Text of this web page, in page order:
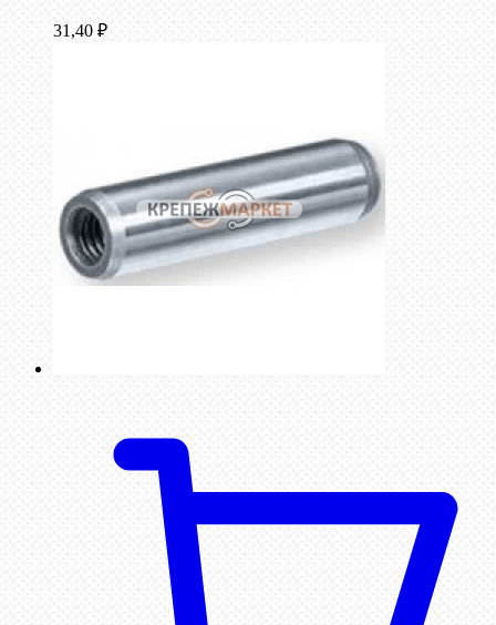
31,40 ₽